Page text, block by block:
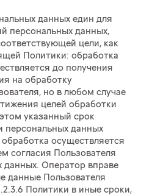
данных един для
персональных данных,
цели, как
Политики: обработка
до получения
на обработку
но в любом случае
целей обработки
указанный срок
персональных данных
обработка осуществляется
согласия Пользователя
данных. Оператор вправе
данные Пользователя
Политики в иные сроки,